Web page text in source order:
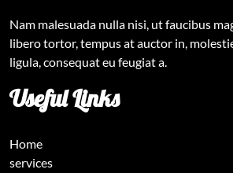
Nam malesuada nulla nisi, ut faucibus
libero tortor, tempus at auctor in,
ligula, consequat eu feugiat a.
Useful Links
Home
services